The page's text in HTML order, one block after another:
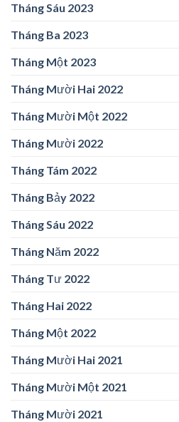
Tháng Sáu 2023
Tháng Ba 2023
Tháng Một 2023
Tháng Mười Hai 2022
Tháng Mười Một 2022
Tháng Mười 2022
Tháng Tám 2022
Tháng Bảy 2022
Tháng Sáu 2022
Tháng Năm 2022
Tháng Tư 2022
Tháng Hai 2022
Tháng Một 2022
Tháng Mười Hai 2021
Tháng Mười Một 2021
Tháng Mười 2021